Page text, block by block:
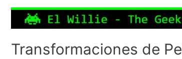
Transformaciones de